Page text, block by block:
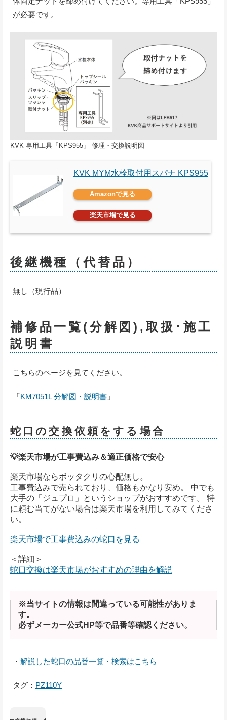
が必要です。
KVK 専用工具「KPS955」 修理・交換説明図
KVK MYM水栓取付用スパナ KPS955
Amazonで見る
楽天市場で見る
後継機種（代替品）
無し（現行品）
補修品一覧(分解図),取扱･施工
説明書
こちらのページを見てください。
「KM7051L 分解図・説明書 」
蛇口の交換依頼をする場合
💡楽天市場が工事費込み＆適正価格で安心
楽天市場ならボッタクリの心配無し。
工事費込みで売られており、価格もかなり安め。 中でも
大手の「ジュプロ」というショップがおすすめです。 特
に頼む当てがない場合は楽天市場を利用してみてくださ
い。
楽天市場で工事費込みの蛇口を見る
＜詳細＞
蛇口交換は楽天市場がおすすめの理由を解説
※当サイトの情報は間違っている可能性がありま
す。
必ずメーカー公式HP等で品番等確認ください。
・ 解説した蛇口の品番一覧・検索はこちら
タグ： PZ110Y